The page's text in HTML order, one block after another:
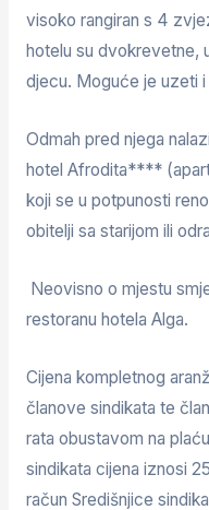
visoko rangiran s 4
hotelu su dvokrevetne,
djecu. Moguće je uzeti
Odmah pred njega
hotel Afrodita****
koji se u potpunosti
obitelji sa starijom ili
Neovisno o mjestu
restoranu hotela Alga.
Cijena kompletnog
članove sindikata te
rata obustavom na
sindikata cijena iznosi
račun Središnjice